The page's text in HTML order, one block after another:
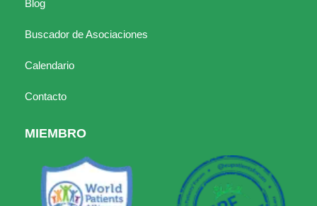
Blog
Buscador de Asociaciones
Calendario
Contacto
MIEMBRO